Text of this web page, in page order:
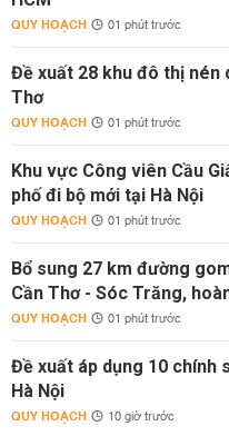
QUY HOẠCH 01 phút trước
Đề xuất 28 khu đô thị nén
Thơ
QUY HOẠCH 01 phút trước
Khu vực Công viên Cầu
phố đi bộ mới tại Hà Nội
QUY HOẠCH 01 phút trước
Bổ sung 27 km đường
Cần Thơ - Sóc Trăng,
QUY HOẠCH 01 phút trước
Đề xuất áp dụng 10 chính
Hà Nội
QUY HOẠCH 10 giờ trước